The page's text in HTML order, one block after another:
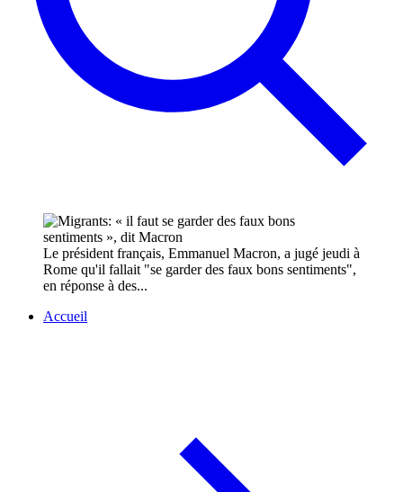
Le président français, Emmanuel Macron, a jugé jeudi à
Rome qu'il fallait "se garder des faux bons sentiments",
en réponse à des...
Accueil